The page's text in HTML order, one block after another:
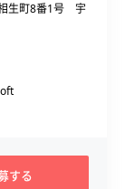
生町8番1号 宇
する